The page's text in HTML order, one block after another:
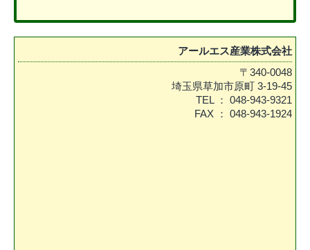
アールエス産業株式会社
〒340-0048
埼玉県草加市原町 3-19-45
TEL ： 048-943-9321
FAX ： 048-943-1924